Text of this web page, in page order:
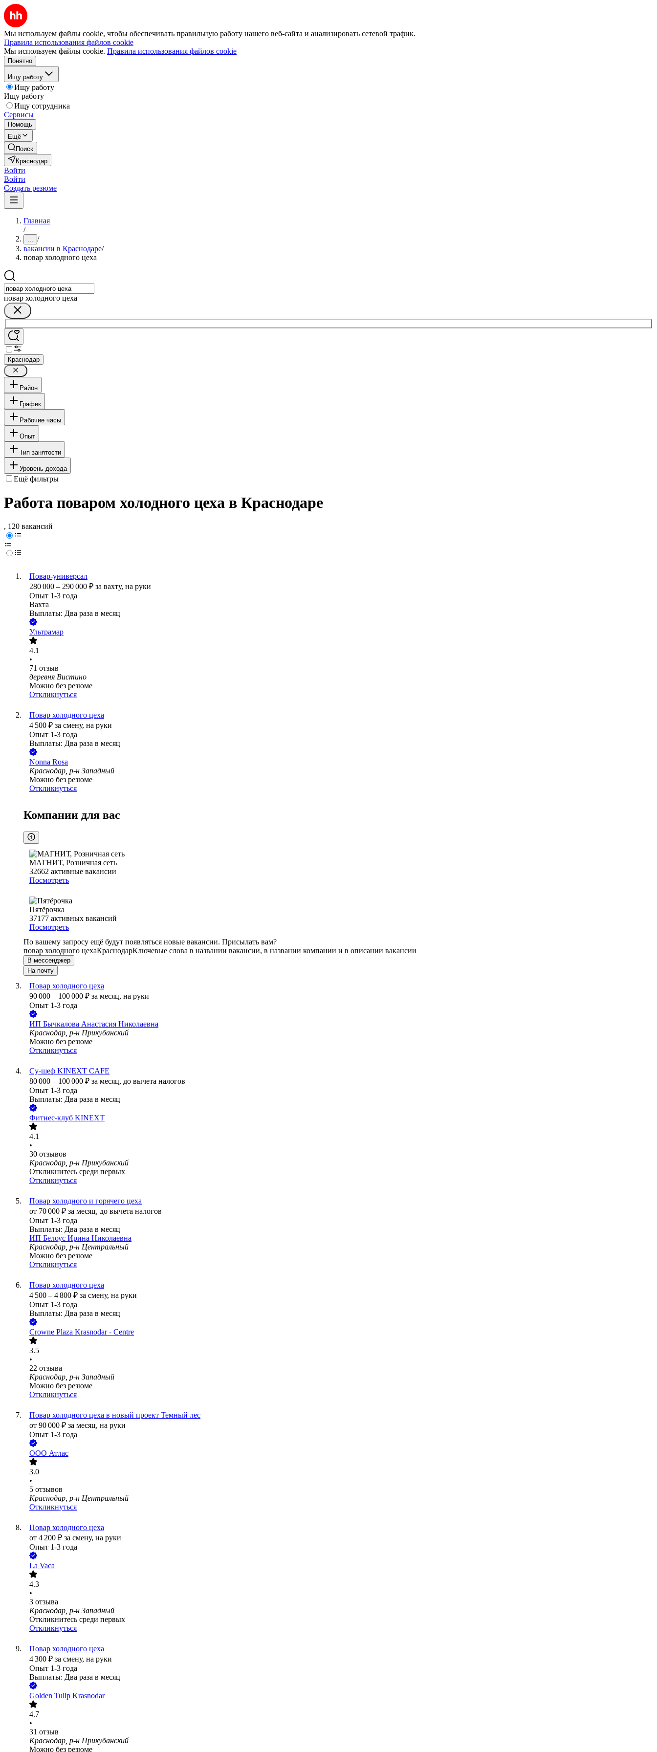
Мы используем файлы cookie, чтобы обеспечивать правильную работу нашего веб-сайта и анализировать сетевой трафик.
Правила использования файлов cookie
Мы используем файлы cookie. Правила использования файлов cookie
Понятно
Ищу работу
Ищу работу
Ищу работу
Ищу сотрудника
Сервисы
Помощь
Ещё
Поиск
Краснодар
Войти
Войти
Создать резюме
Главная
/
... /
вакансии в Краснодаре/
повар холодного цеха
повар холодного цеха
Краснодар
Район
График
Рабочие часы
Опыт
Тип занятости
Уровень дохода
Ещё фильтры
Работа поваром холодного цеха в Краснодаре
, 120 вакансий
Повар-универсал
280 000 – 290 000 ₽ за вахту, на руки
Опыт 1-3 года
Вахта
Выплаты: Два раза в месяц
Ультрамар
4.1
•
71 отзыв
деревня Вистино
Можно без резюме
Откликнуться
Повар холодного цеха
4 500 ₽ за смену, на руки
Опыт 1-3 года
Выплаты: Два раза в месяц
Nonna Rosa
Краснодар, р-н Западный
Можно без резюме
Откликнуться
Компании для вас
МАГНИТ, Розничная сеть
32662 активные вакансии
Посмотреть
Пятёрочка
37177 активных вакансий
Посмотреть
По вашему запросу ещё будут появляться новые вакансии. Присылать вам?
повар холодного цехаКраснодарКлючевые слова в названии вакансии, в названии компании и в описании вакансии
В мессенджер
На почту
Повар холодного цеха
90 000 – 100 000 ₽ за месяц, на руки
Опыт 1-3 года
ИП Бычкалова Анастасия Николаевна
Краснодар, р-н Прикубанский
Можно без резюме
Откликнуться
Су-шеф KINEXT CAFE
80 000 – 100 000 ₽ за месяц, до вычета налогов
Опыт 1-3 года
Выплаты: Два раза в месяц
Фитнес-клуб KINEXT
4.1
•
30 отзывов
Краснодар, р-н Прикубанский
Откликнитесь среди первых
Откликнуться
Повар холодного и горячего цеха
от 70 000 ₽ за месяц, до вычета налогов
Опыт 1-3 года
Выплаты: Два раза в месяц
ИП Белоус Ирина Николаевна
Краснодар, р-н Центральный
Можно без резюме
Откликнуться
Повар холодного цеха
4 500 – 4 800 ₽ за смену, на руки
Опыт 1-3 года
Выплаты: Два раза в месяц
Crowne Plaza Krasnodar - Centre
3.5
•
22 отзыва
Краснодар, р-н Западный
Можно без резюме
Откликнуться
Повар холодного цеха в новый проект Темный лес
от 90 000 ₽ за месяц, на руки
Опыт 1-3 года
ООО Атлас
3.0
•
5 отзывов
Краснодар, р-н Центральный
Откликнуться
Повар холодного цеха
от 4 200 ₽ за смену, на руки
Опыт 1-3 года
La Vaca
4.3
•
3 отзыва
Краснодар, р-н Западный
Откликнитесь среди первых
Откликнуться
Повар холодного цеха
4 300 ₽ за смену, на руки
Опыт 1-3 года
Выплаты: Два раза в месяц
Golden Tulip Krasnodar
4.7
•
31 отзыв
Краснодар, р-н Прикубанский
Можно без резюме